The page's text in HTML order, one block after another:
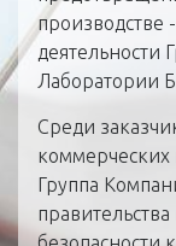
производстве
деятельности
Лаборатории
Среди
коммерческих
Группа